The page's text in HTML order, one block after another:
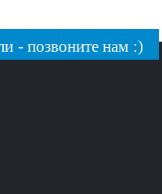
- позвоните нам :)